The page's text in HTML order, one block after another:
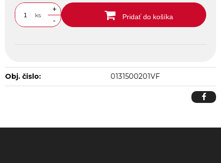
ks
+
-
Pridať do košíka
Obj. čislo: 0131500201VF